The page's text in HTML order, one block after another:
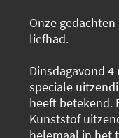
Onze
liefhad.
Dinsdagavond
speciale
heeft betekend.
Kunststof